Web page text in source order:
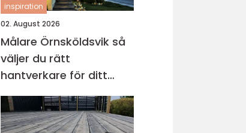
inspiration
02. August 2026
Målare Örnsköldsvik så
väljer du rätt
hantverkare för ditt
projekt